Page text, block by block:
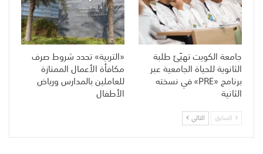
جامعة الكويت تهيّئ طلبة
الثانوية للحياة الجامعية عبر
برنامج «PRE» في نسخته
الثانية
«التربية» تحدد شروط صرف
مكافأة الأعمال الممتازة
للعاملين بالمدارس ورياض
الأطفال
السابق التالي